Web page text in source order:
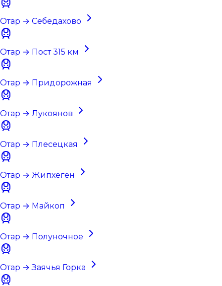
Отар → Себедахово
Отар → Пост 315 км
Отар → Придорожная
Отар → Лукоянов
Отар → Плесецкая
Отар → Жипхеген
Отар → Майкоп
Отар → Полуночное
Отар → Заячья Горка